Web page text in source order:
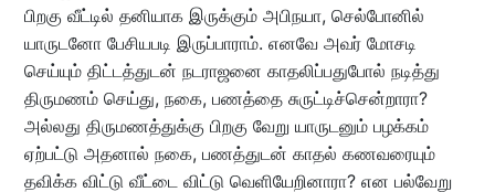
பிறகு வீட்டில் தனியாக இருக்கும் அபிநயா, செல்போனில்
யாருடனோ பேசியபடி இருப்பாராம். எனவே அவர் மோசடி
செய்யும் திட்டத்துடன் நடராஜனை காதலிப்பதுபோல் நடித்து
திருமணம் செய்து, நகை, பணத்தை சுருட்டிச்சென்றாரா?
அல்லது திருமணத்துக்கு பிறகு வேறு யாருடனும் பழக்கம்
ஏற்பட்டு அதனால் நகை, பணத்துடன் காதல் கணவரையும்
தவிக்க விட்டு வீட்டை விட்டு வெளியேறினாரா? என பல்வேறு